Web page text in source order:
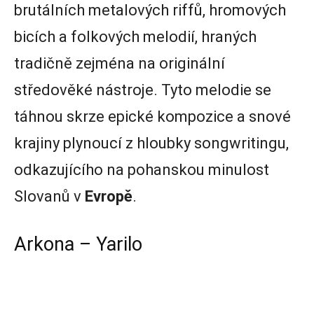
brutálních metalových riffů, hromových
bicích a folkových melodií, hraných
tradičně zejména na originální
středověké nástroje. Tyto melodie se
táhnou skrze epické kompozice a snové
krajiny plynoucí z hloubky songwritingu,
odkazujícího na pohanskou minulost
Slovanů v Evropě.
Arkona – Yarilo